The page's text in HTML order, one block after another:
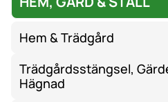
Hem & Trädgård
Trädgårdsstängsel,
Hägnad